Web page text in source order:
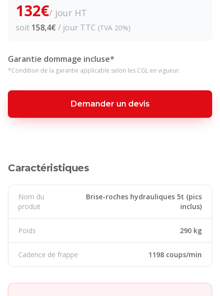
132€/ jour HT
soit 158,4€ / jour TTC (TVA 20%)
Garantie dommage incluse*
*Condition de la garantie applicable selon les CGL en vigueur.
Demander un devis
Caractéristiques
Nom du
produit
Brise-roches hydrauliques 5t (pics
inclus)
Poids 290 kg
Cadence de frappe 1198 coups/min